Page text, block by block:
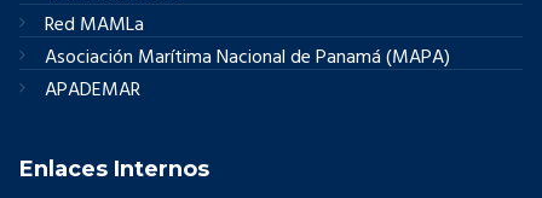
Red MAMLa
Asociación Marítima Nacional de Panamá (MAPA)
APADEMAR
Enlaces Internos